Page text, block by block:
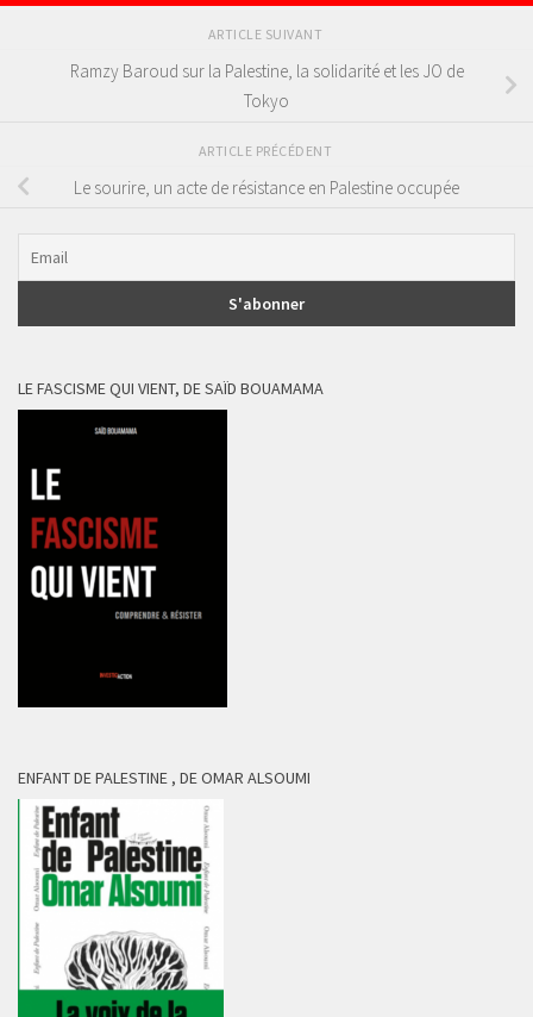
ARTICLE SUIVANT
Ramzy Baroud sur la Palestine, la solidarité et les JO de
Tokyo
ARTICLE PRÉCÉDENT
Le sourire, un acte de résistance en Palestine occupée
LE FASCISME QUI VIENT, DE SAÏD BOUAMAMA
ENFANT DE PALESTINE , DE OMAR ALSOUMI